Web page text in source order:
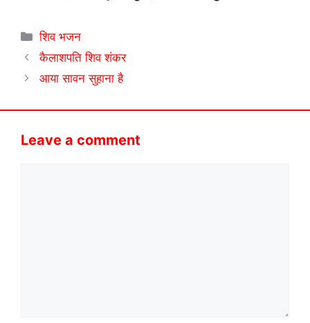
Categories
शिव भजन
कैलाशपति शिव शंकर
आया सावन सुहाना है
Leave a comment